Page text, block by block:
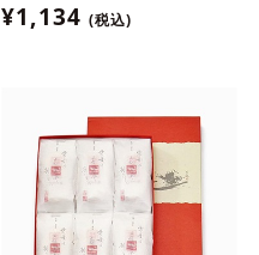
¥1,134 (税込)